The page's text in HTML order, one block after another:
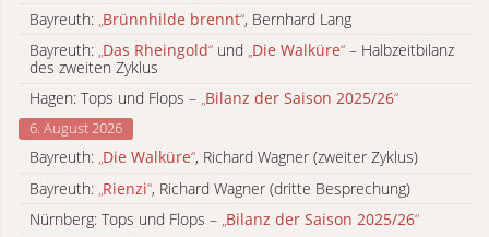
Bayreuth: „Brünnhilde brennt“, Bernhard Lang
Bayreuth: „Das Rheingold“ und „Die Walküre“ – Halbzeitbilanz
des zweiten Zyklus
Hagen: Tops und Flops – „Bilanz der Saison 2025/26“
6. August 2026
Bayreuth: „Die Walküre“, Richard Wagner (zweiter Zyklus)
Bayreuth: Rienzi“, Richard Wagner (dritte Besprechung)
Nürnberg: Tops und Flops – Bilanz der Saison 2025/26“